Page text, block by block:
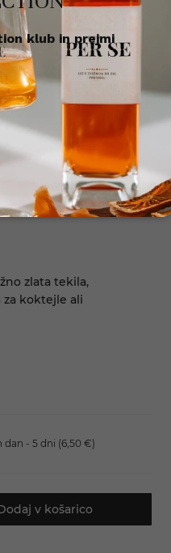
zlata tekila,
koktejle ali
dan - 5 dni (6,50 €)
v košarico
(18+)
klub in prejmi